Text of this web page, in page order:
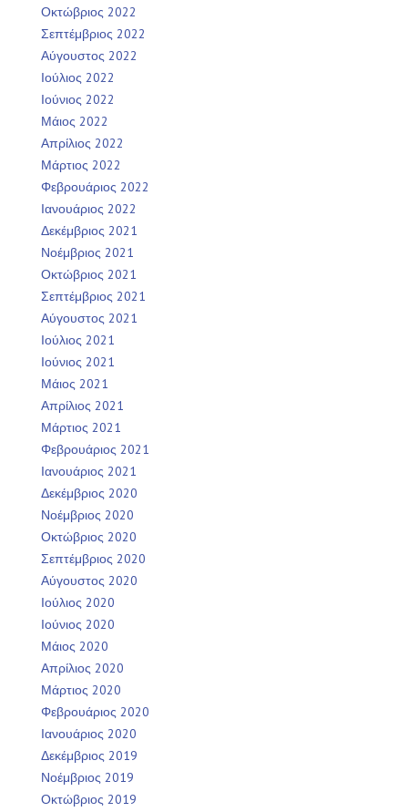
Οκτώβριος 2022
Σεπτέμβριος 2022
Αύγουστος 2022
Ιούλιος 2022
Ιούνιος 2022
Μάιος 2022
Απρίλιος 2022
Μάρτιος 2022
Φεβρουάριος 2022
Ιανουάριος 2022
Δεκέμβριος 2021
Νοέμβριος 2021
Οκτώβριος 2021
Σεπτέμβριος 2021
Αύγουστος 2021
Ιούλιος 2021
Ιούνιος 2021
Μάιος 2021
Απρίλιος 2021
Μάρτιος 2021
Φεβρουάριος 2021
Ιανουάριος 2021
Δεκέμβριος 2020
Νοέμβριος 2020
Οκτώβριος 2020
Σεπτέμβριος 2020
Αύγουστος 2020
Ιούλιος 2020
Ιούνιος 2020
Μάιος 2020
Απρίλιος 2020
Μάρτιος 2020
Φεβρουάριος 2020
Ιανουάριος 2020
Δεκέμβριος 2019
Νοέμβριος 2019
Οκτώβριος 2019